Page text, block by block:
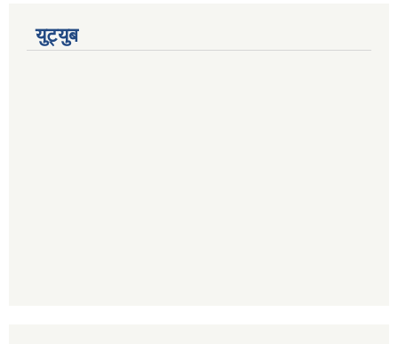
युट्युब